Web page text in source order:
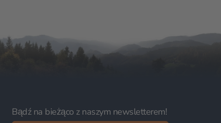
Bądź na bieżąco z naszym newsletterem!